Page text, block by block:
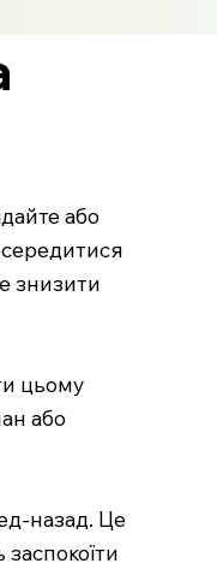
або
знизити
цьому
або
назад. Це